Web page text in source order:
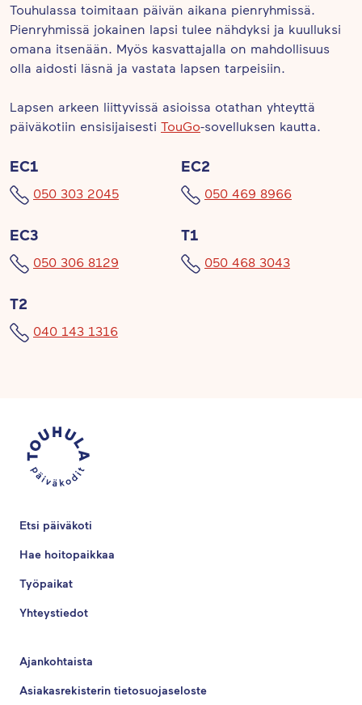
Touhulassa toimitaan päivän aikana pienryhmissä.
Pienryhmissä jokainen lapsi tulee nähdyksi ja kuulluksi
omana itsenään. Myös kasvattajalla on mahdollisuus
olla aidosti läsnä ja vastata lapsen tarpeisiin.
Lapsen arkeen liittyvissä asioissa otathan yhteyttä
päiväkotiin ensisijaisesti TouGo-sovelluksen kautta.
EC1
050 303 2045
EC2
050 469 8966
EC3
050 306 8129
T1
050 468 3043
T2
040 143 1316
Etsi päiväkoti
Hae hoitopaikkaa
Työpaikat
Yhteystiedot
Ajankohtaista
Asiakasrekisterin tietosuojaseloste